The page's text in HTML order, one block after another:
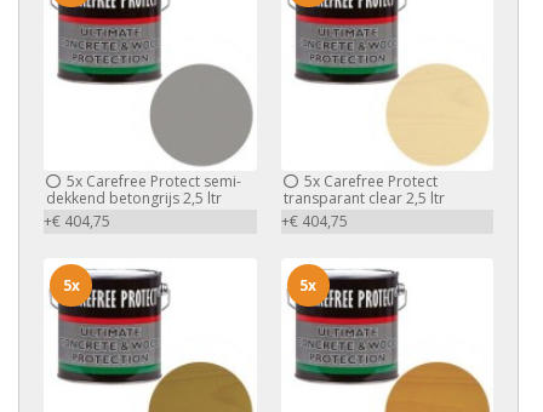
5x Carefree Protect semi-
dekkend betongrijs 2,5 ltr
+€ 404,75
5xCarefree Protect
transparant clear 2,5 ltr
+€ 404,75
5x 5x